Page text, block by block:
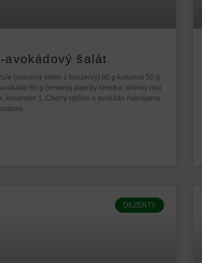
avokádový šalát
(uvarená alebo z konzervy) 80 g kukurice 50 g
80 g červenej papriky limetka, olivový olej
koriander 1. Cherry rajčiny a avokádo nakrájame
DEZERTY